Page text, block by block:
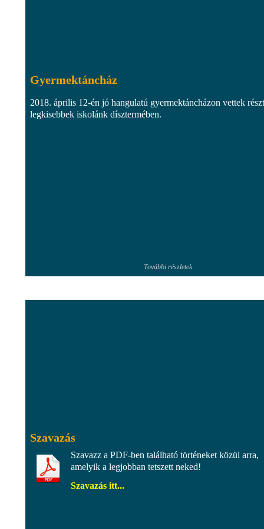
Gyermektáncház
2018. április 12-én jó hangulatú gyermektáncházon vettek
legkisebbek iskolánk dísztermében.
További részletek
Szavazás
Szavazz a PDF-ben található történeket közül arra,
amelyik a legjobban tetszett neked!
Szavazás itt...